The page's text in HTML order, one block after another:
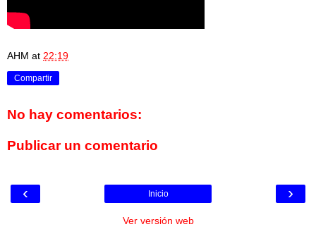
AHM at 22:19
Compartir
No hay comentarios:
Publicar un comentario
‹ ›
Inicio
Ver versión web